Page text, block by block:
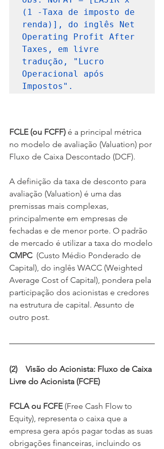
(1 -Taxa de imposto de
renda)], do inglês Net
Operating Profit After
Taxes, em livre
tradução, "Lucro
Operacional após
Impostos".
FCLE (ou FCFF) é a principal métrica
no modelo de avaliação (Valuation) por
Fluxo de Caixa Descontado (DCF).
A definição da taxa de desconto para
avaliação (Valuation) é uma das
premissas mais complexas,
principalmente em empresas de
fechadas e de menor porte. O padrão
de mercado é utilizar a taxa do modelo
CMPC (Custo Médio Ponderado de
Capital), do inglês WACC (Weighted
Average Cost of Capital), pondera pela
participação dos acionistas e credores
na estrutura de capital. Assunto de
outro post.
(2)    Visão do Acionista: Fluxo de Caixa
Livre do Acionista (FCFE)
FCLA ou FCFE (Free Cash Flow to
Equity), representa o caixa que a
empresa gera após pagar todas as suas
obrigações financeiras, incluindo os